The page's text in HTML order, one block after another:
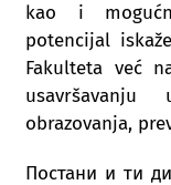
kao i
potencijal
Fakulteta već
obrazovanja,
Постани и ти